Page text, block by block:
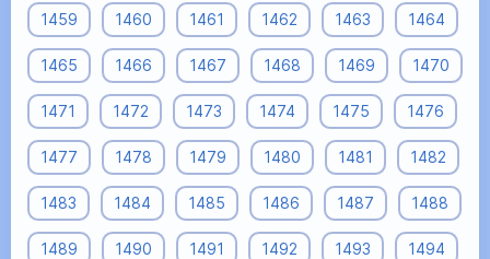
1459 1460 1461 1462 1463 1464
1465 1466 1467 1468 1469 1470
1471 1472 1473 1474 1475 1476
1477 1478 1479 1480 1481 1482
1483 1484 1485 1486 1487 1488
1489 1490 1491 1492 1493 1494